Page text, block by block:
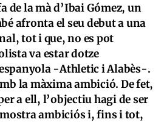
de la mà d’Ibai Gómez, un
afronta el seu debut a una
tot i que, no es pot
va estar dotze
-Athletic i Alabès-.
la màxima ambició. De fet,
a ell, l’objectiu hagi de ser
ambiciós i, fins i tot,